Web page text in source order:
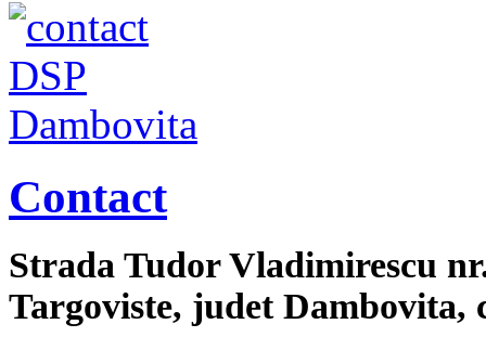
Contact
Strada Tudor Vladimirescu
Targoviste, judet Dambovita,